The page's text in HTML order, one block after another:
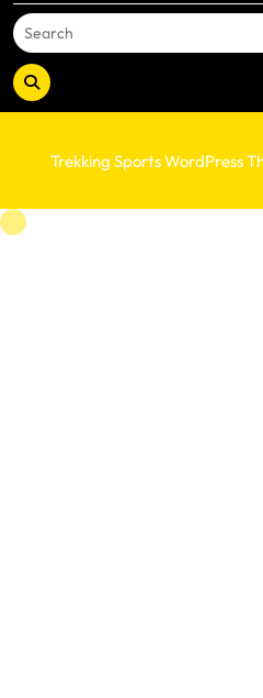
Trekking Sports WordPress